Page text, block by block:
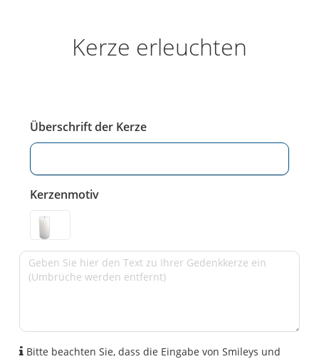
Kerze erleuchten
Überschrift der Kerze
Kerzenmotiv
Bitte beachten Sie, dass die Eingabe von Smileys und